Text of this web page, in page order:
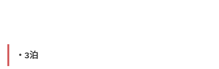
・3泊